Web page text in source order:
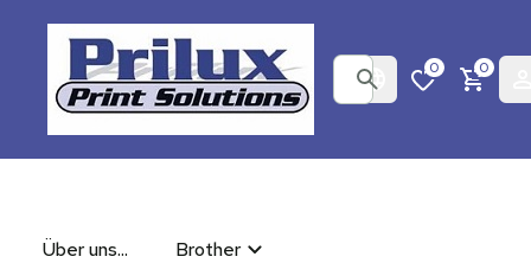
0 0
Über uns...
Brother